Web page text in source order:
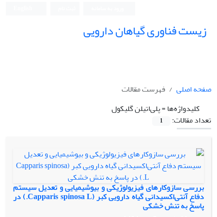
زیست فناوری گیاهان دارویی
صفحه اصلی
فهرست مقالات
کلیدواژه‌ها =پلی‌اتیلن گلیکول
تعداد مقالات:
1
بررسی سازوکارهای فیزیولوژیکی و بیوشیمیایی و تعدیل سیستم
دفاع آنتی‌اکسیدانی گیاه دارویی کبر (Capparis spinosa L.) در
پاسخ به تنش خشکی